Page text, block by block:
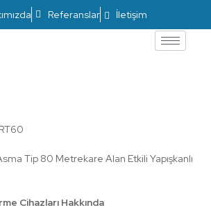
Referanslar İletişim
Tip 80 Metrekare Alan Etkili Yapışkanlı
Cihazları Hakkında